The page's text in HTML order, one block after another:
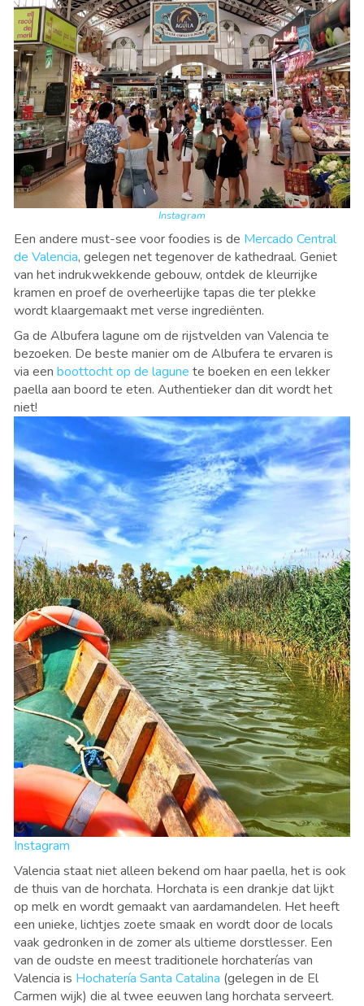
Instagram
Een andere must-see voor foodies is de Mercado Central
de Valencia, gelegen net tegenover de kathedraal. Geniet
van het indrukwekkende gebouw, ontdek de kleurrijke
kramen en proef de overheerlijke tapas die ter plekke
wordt klaargemaakt met verse ingrediënten.
Ga de Albufera lagune om de rijstvelden van Valencia te
bezoeken. De beste manier om de Albufera te ervaren is
via een boottocht op de lagune te boeken en een lekker
paella aan boord te eten. Authentieker dan dit wordt het
niet!
Instagram
Valencia staat niet alleen bekend om haar paella, het is ook
de thuis van de horchata. Horchata is een drankje dat lijkt
op melk en wordt gemaakt van aardamandelen. Het heeft
een unieke, lichtjes zoete smaak en wordt door de locals
vaak gedronken in de zomer als ultieme dorstlesser. Een
van de oudste en meest traditionele horchaterías van
Valencia is Hochatería Santa Catalina (gelegen in de El
Carmen wijk) die al twee eeuwen lang horchata serveert.